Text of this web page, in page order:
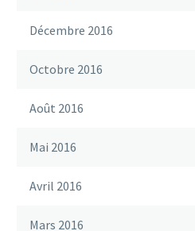
Décembre 2016
Octobre 2016
Août 2016
Mai 2016
Avril 2016
Mars 2016